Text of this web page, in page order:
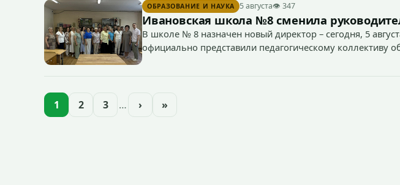
ОБРАЗОВАНИЕ И НАУКА 5 августа👁 347
Ивановская школа №8 сменила
В школе № 8 назначен новый директор – сегодня, 5
официально представили педагогическому коллективу
1 2 3 … › »